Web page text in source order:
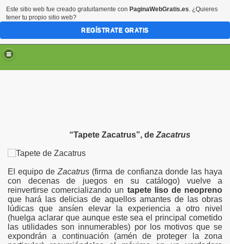
“Tapete Zacatrus”, de Zacatrus
El equipo deZacatrus (firma de confianza donde las haya
con decenas de juegos en su catálogo) vuelve a
reinvertirse comercializando un tapete liso de neopreno
que hará las delicias de aquellos amantes de las obras
lúdicas que ansíen elevar la experiencia a otro nivel
(huelga aclarar que aunque este sea el principal cometido
las utilidades son innumerables) por los motivos que se
expondrán a continuación (amén de proteger la zona
Este sitio web fue creado gratuitamente con PaginaWebGratis.es. ¿Quieres
tener tu propio sitio web?
REGÍSTRATE GRATIS